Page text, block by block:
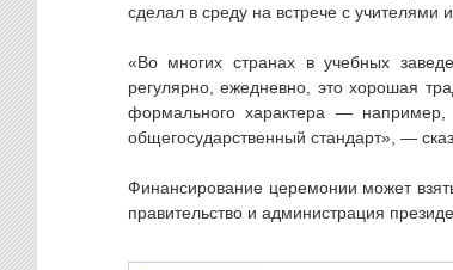
сделал в среду на встрече с учителями
«Во многих странах в учебных
регулярно, ежедневно, это хорошая
формального характера —
общегосударственный стандарт», —
Финансирование церемонии может
правительство и администрация